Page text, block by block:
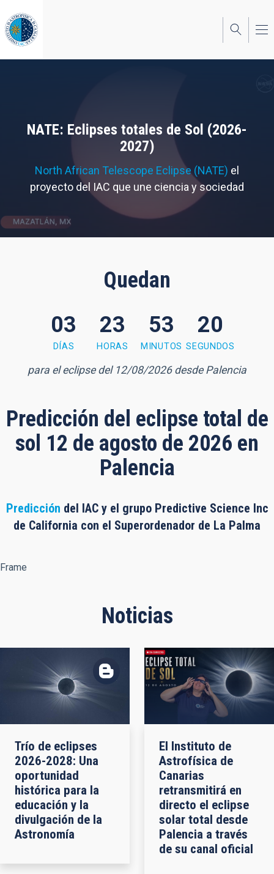
al
contenido
principal
NATE: Eclipses totales de Sol (2026-
2027)
North African Telescope Eclipse (NATE) el
proyecto del IAC que une ciencia y sociedad
Quedan
19 seconds
03
DÍAS
23
HORAS
53
MINUTOS
19
SEGUNDOS
para el eclipse del 12/08/2026 desde Palencia
Predicción del eclipse total de
sol 12 de agosto de 2026 en
Palencia
Predicción del IAC y el grupo Predictive Science Inc
de California con el Superordenador de La Palma
Frame
Noticias
Trío de eclipses
2026-2028: Una
oportunidad
histórica para la
educación y la
divulgación de la
Astronomía
El Instituto de
Astrofísica de
Canarias
retransmitirá en
directo el eclipse
solar total desde
Palencia a través
de su canal oficial